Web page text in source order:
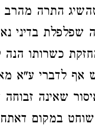
התרה מהרב
שפלפלת בדיני
כשרותו הנה
אף לדברי ע"א
שאינה
במקום